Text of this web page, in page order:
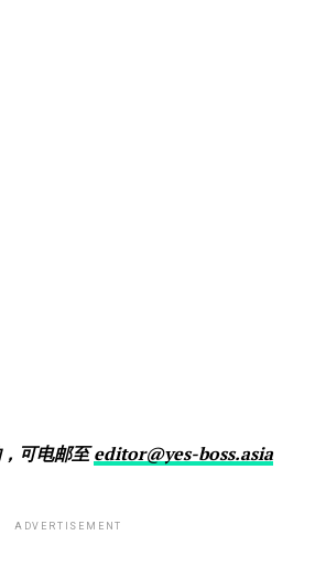
可电邮至editor@yes-boss.asia
ADVERTISEMENT